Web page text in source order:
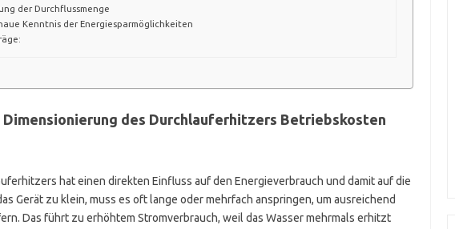
der Durchflussmenge
Kenntnis der Energiesparmöglichkeiten
des Durchlauferhitzers Betriebskosten
hat einen direkten Einfluss auf den Energieverbrauch und damit auf die
Gerät zu klein, muss es oft lange oder mehrfach anspringen, um ausreichend
Das führt zu erhöhtem Stromverbrauch, weil das Wasser mehrmals erhitzt